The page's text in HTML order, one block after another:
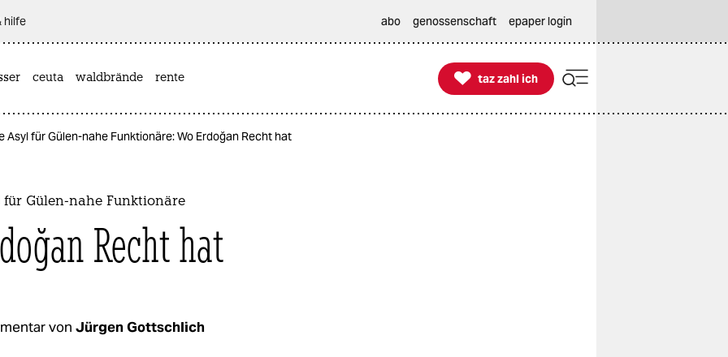
hilfe abo genossenschaft epaper login
ceuta waldbrände rente 
taz zahl ich
taz zahl ich
Asyl für Gülen-nahe Funktionäre: Wo Erdoğan Recht hat
für Gülen-nahe Funktionäre
Recht hat
von Jürgen Gottschlich